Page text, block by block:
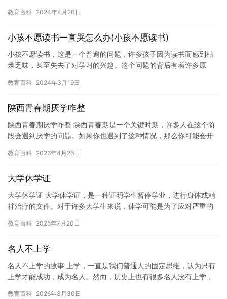
学的…
教育百科 2024年4月20日
小孩不愿读书一直哭怎么办(小孩不愿读书)
小孩不愿读书，这是一个普遍的问题，许多孩子因为读书而感到枯
燥乏味，甚至失去了对学习的兴趣。这个问题的背后有着许多原
我们能够…
教育百科 2024年3月19日
陕西青春期厌学咋整
陕西青春期厌学咋整 陕西青春期是一个关键时期，许多人在这个阶
段会遇到厌学的问题。如果你也遇到了这种情况，那么你可能会开
解决…
教育百科 2026年4月26日
大学休学证
大学休学证 大学休学证，是一种证明学生暂停学业，进行身体或精
神治疗的文件。对于许多大学生来说，休学可能是为了应对严重的
是一…
教育百科 2025年7月20日
名人不上学
名人不上学的故事 上学，一直是我们普通人的固定思维，认为只有
上学才能成功，成为名人。然而，历史上也有很多名人没有上学，
教育百科 2026年3月30日